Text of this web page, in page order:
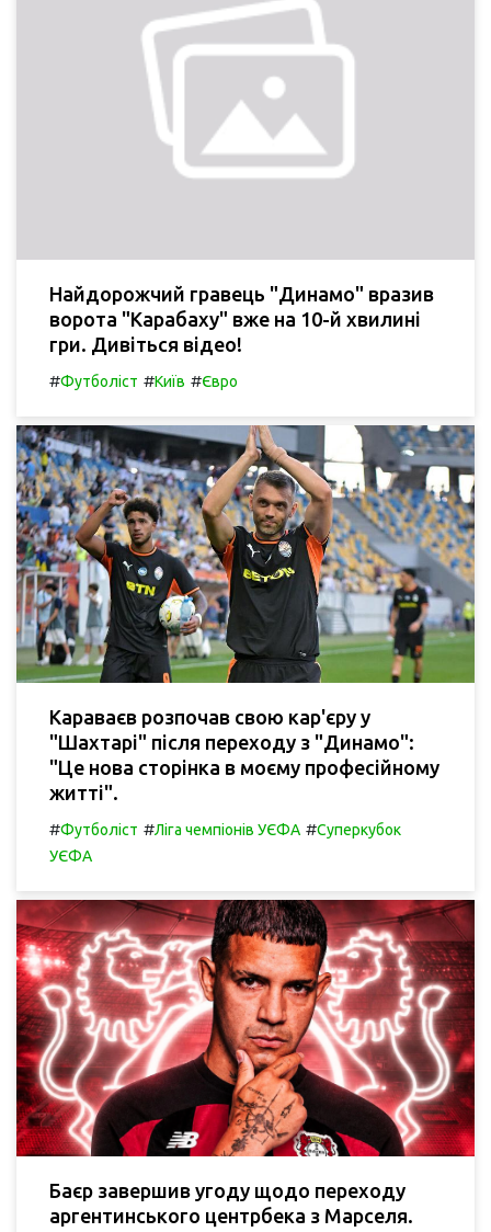
Найдорожчий гравець "Динамо" вразив
ворота "Карабаху" вже на 10-й хвилині
гри. Дивіться відео!
#Футболіст #Київ #Євро
Караваєв розпочав свою кар'єру у
"Шахтарі" після переходу з "Динамо":
"Це нова сторінка в моєму професійному
житті".
#Футболіст #Ліга чемпіонів УЄФА #Суперкубок
УЄФА
Баєр завершив угоду щодо переходу
аргентинського центрбека з Марселя.